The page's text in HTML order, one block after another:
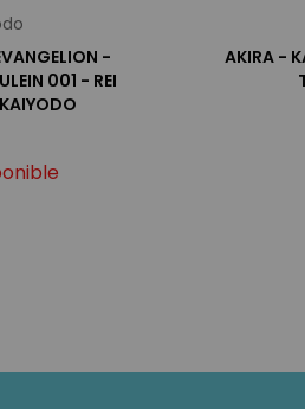
-
001 - REI
AKIRA -